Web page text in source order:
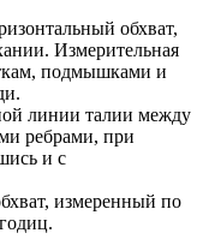
обхват,
Измерительная
подмышками и
линии талии между
ребрами, при
и с
измеренный по